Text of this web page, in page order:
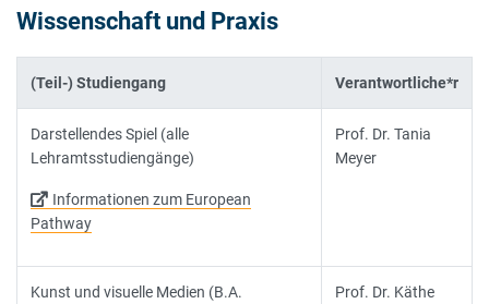
Wissenschaft und Praxis
(Teil-) Studiengang Verantwortliche*r
Darstellendes Spiel (alle
Lehramtsstudiengänge)
Informationen zum European
Pathway
Prof. Dr. Tania
Meyer
Kunst und visuelle Medien (B.A.
Prof. Dr. Käthe